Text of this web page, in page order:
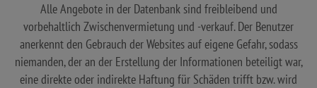
Alle Angebote in der Datenbank sind freibleibend und
vorbehaltlich Zwischenvermietung und -verkauf. Der Benutzer
anerkennt den Gebrauch der Websites auf eigene Gefahr, sodass
niemanden, der an der Erstellung der Informationen beteiligt war,
eine direkte oder indirekte Haftung für Schäden trifft bzw. wird